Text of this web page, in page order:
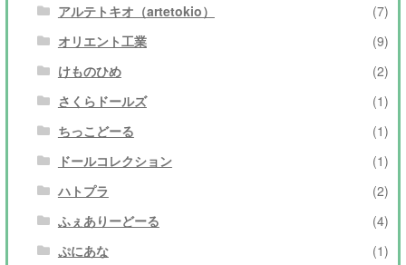
アルテトキオ（artetokio）
(7)
オリエント工業
(9)
けものひめ
(2)
さくらドールズ
(1)
ちっこどーる
(1)
ドールコレクション
(1)
ハトプラ
(2)
ふぇありーどーる
(4)
ぷにあな
(1)